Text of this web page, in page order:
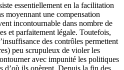
essentiellement en la facilitation
moyennant une compensation
incontournable dans nombre de
et parfaitement légale. Toutefois,
des contrôles permettent
peu scrupuleux de violer les
avec impunité les politiques
d’où ils opèrent. Depuis la fin des